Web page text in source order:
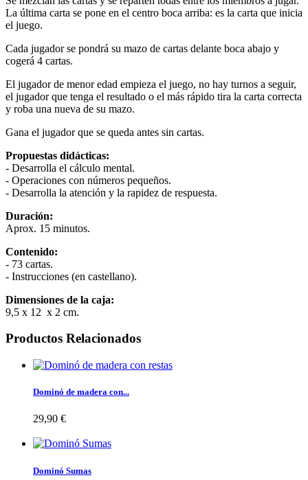
La última carta se pone en el centro boca arriba: es la carta que inicia
el juego.
Cada jugador se pondrá su mazo de cartas delante boca abajo y
cogerá 4 cartas.
El jugador de menor edad empieza el juego, no hay turnos a seguir,
el jugador que tenga el resultado o el más rápido tira la carta correcta
y roba una nueva de su mazo.
Gana el jugador que se queda antes sin cartas.
Propuestas didácticas:
- Desarrolla el cálculo mental.
- Operaciones con números pequeños.
- Desarrolla la atención y la rapidez de respuesta.
Duración:
Aprox. 15 minutos.
Contenido:
- 73 cartas.
- Instrucciones (en castellano).
Dimensiones de la caja:
9,5 x 12 x 2 cm.
Productos Relacionados
Dominó de madera con...
29,90 €
Dominó Sumas